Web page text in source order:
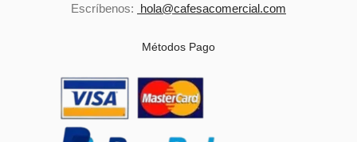
Escríbenos: hola@cafesacomercial.com
Métodos Pago